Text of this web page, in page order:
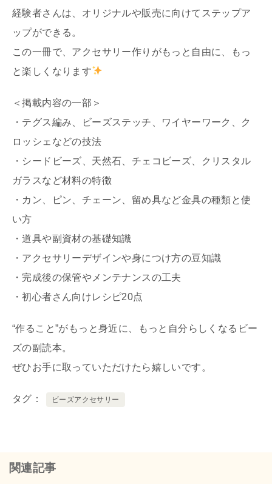
経験者さんは、オリジナルや販売に向けてステップア
ップができる。
この一冊で、アクセサリー作りがもっと自由に、もっ
と楽しくなります
＜掲載内容の一部＞
・テグス編み、ビーズステッチ、ワイヤーワーク、ク
ロッシェなどの技法
・シードビーズ、天然石、チェコビーズ、クリスタル
ガラスなど材料の特徴
・カン、ピン、チェーン、留め具など金具の種類と使
い方
・道具や副資材の基礎知識
・アクセサリーデザインや身につけ方の豆知識
・完成後の保管やメンテナンスの工夫
・初心者さん向けレシピ20点
“作ること”がもっと身近に、もっと自分らしくなるビー
ズの副読本。
ぜひお手に取っていただけたら嬉しいです。
タグ ビーズアクセサリー
関連記事